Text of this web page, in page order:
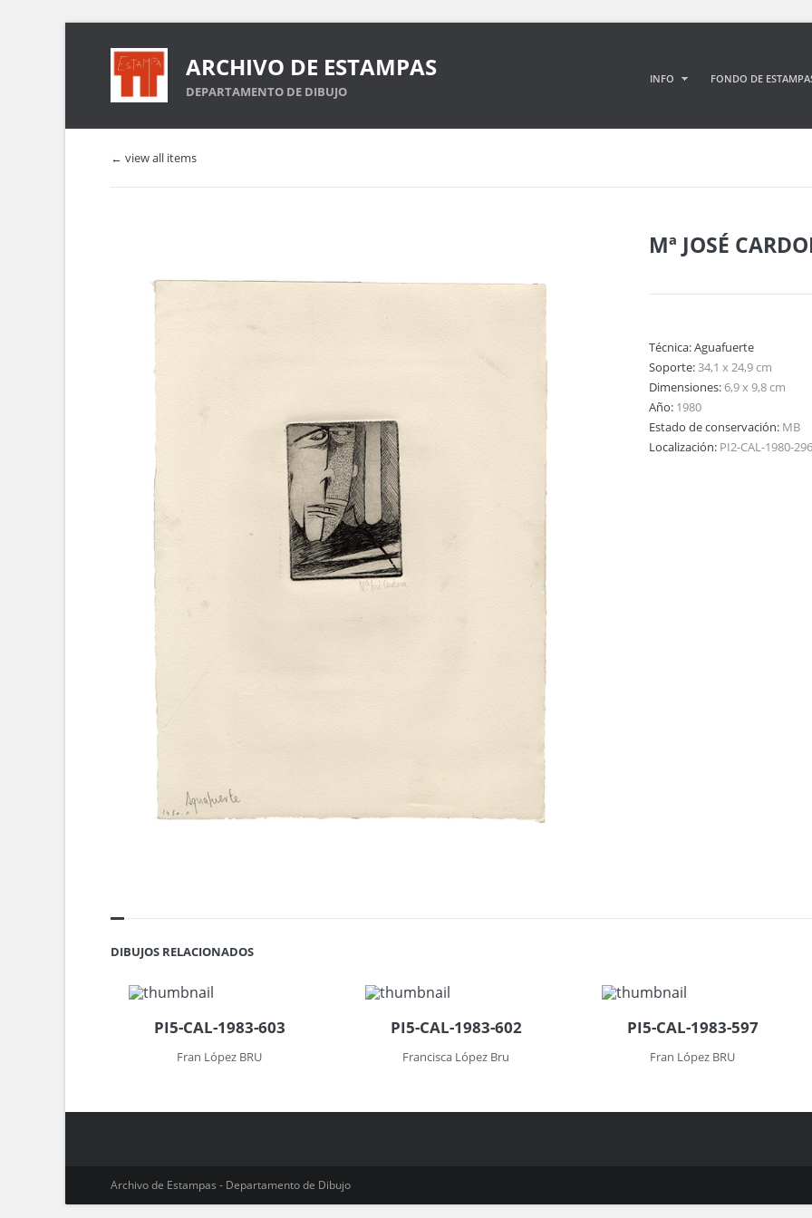
ARCHIVO DE ESTAMPAS
DEPARTAMENTO DE DIBUJO
INFO FONDO DE
← view all items
Mª JOSÉ
Técnica:Aguafuerte
Soporte:34,1 x 24,9 cm
Dimensiones:6,9 x 9,8 cm
Año: 1980
Estado de conservación: MB
Localización: PI2-CAL-1980-296
DIBUJOS RELACIONADOS
PI5-CAL-1983-603
Fran López BRU
PI5-CAL-1983-602
Francisca López Bru
PI5-CAL-1983-597
Fran López BRU
Archivo de Estampas - Departamento de Dibujo